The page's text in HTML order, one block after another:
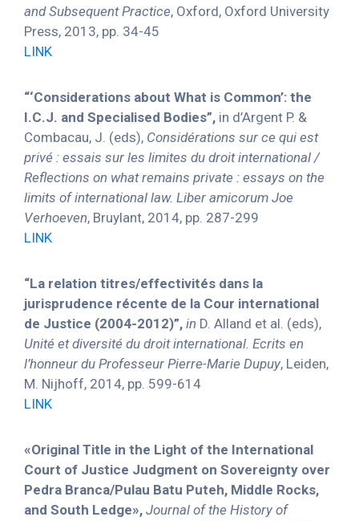
and Subsequent Practice, Oxford, Oxford University
Press, 2013, pp. 34-45
LINK
“‘Considerations about What is Common’: the
I.C.J. and Specialised Bodies”, in d’Argent P. &
Combacau, J. (eds), Considérations sur ce qui est
privé : essais sur les limites du droit international /
Reflections on what remains private : essays on the
limits of international law. Liber amicorum Joe
Verhoeven, Bruylant, 2014, pp. 287-299
LINK
“La relation titres/effectivités dans la
jurisprudence récente de la Cour international
de Justice (2004-2012)”, in D. Alland et al. (eds),
Unité et diversité du droit international. Ecrits en
l’honneur du Professeur Pierre-Marie Dupuy, Leiden,
M. Nijhoff, 2014, pp. 599-614
LINK
«Original Title in the Light of the International
Court of Justice Judgment on Sovereignty over
Pedra Branca/Pulau Batu Puteh, Middle Rocks,
and South Ledge», Journal of the History of